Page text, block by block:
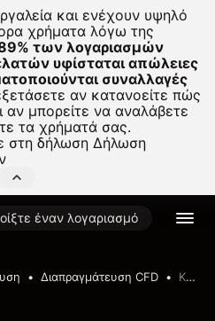
και ενέχουν υψηλό
χρήματα λόγω της
των λογαριασμών
υφίσταται απώλειες
συναλλαγές
αν κατανοείτε πώς
αν μπορείτε να αναλάβετε
τα χρήματά σας.
στη δήλωση Δήλωση
έναν λογαριασμό
Διαπραγμάτευση CFD Κρυπτονομίσματα vs. μετοχές: πώς τα διαπραγματεύεστε;